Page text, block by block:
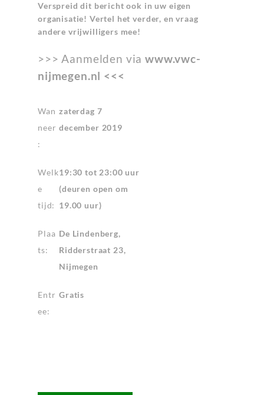
Verspreid dit bericht ook in uw eigen
organisatie! Vertel het verder, en vraag
andere vrijwilligers mee!
>>> Aanmelden viawww.vwc-
nijmegen.nl <<<
Wan
neer
:
zaterdag 7
december 2019
Welk
e
tijd:
19:30 tot 23:00 uur
(deuren open om
19.00 uur)
Plaa
ts:
De Lindenberg,
Ridderstraat 23,
Nijmegen
Entr
ee:
Gratis